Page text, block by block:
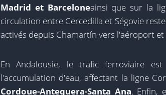
Madrid et Barceloneainsi que sur la
circulation entre Cercedilla et Ségovie
activés depuis Chamartín vers l'aéroport et
En Andalousie, le trafic ferroviaire
l'accumulation d'eau, affectant la ligne
Cordoue-Antequera-Santa Ana. Enfin,